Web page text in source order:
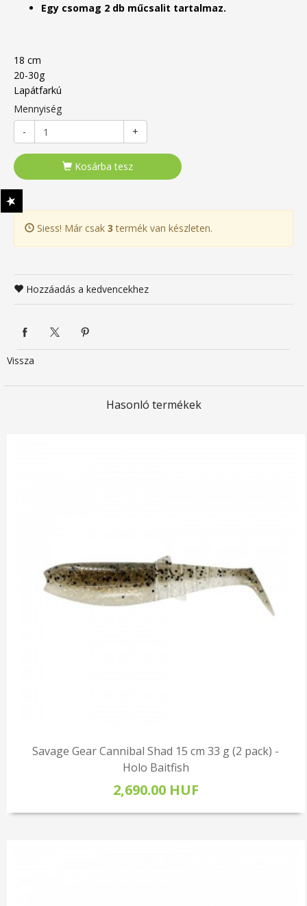
Egy csomag 2 db műcsalit tartalmaz.
18 cm
20-30g
Lapátfarkú
Mennyiség
-
+
Kosárba tesz
Siess! Már csak 3 termék van készleten.
Hozzáadás a kedvencekhez
Vissza
Hasonló termékek
Savage Gear Cannibal Shad 15 cm 33 g (2 pack) -
Holo Baitfish
2,690.00 HUF